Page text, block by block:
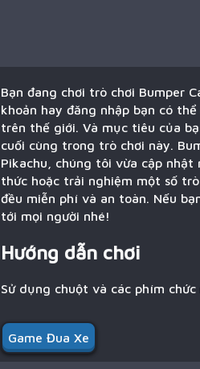
Bạn đang chơi trò chơi Bumper
khoản hay đăng nhập bạn có
trên thế giới. Và mục tiêu của
cuối cùng trong trò chơi này.
Pikachu, chúng tôi vừa cập
thức hoặc trải nghiệm một số
đều miễn phí và an toàn. Nếu
tới mọi người nhé!
Hướng dẫn chơi
Sử dụng chuột và các phím
Game Đua Xe